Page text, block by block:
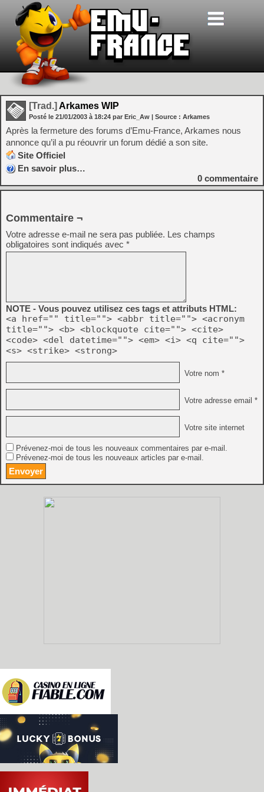
[Trad.] Arkames WIP
Posté le 21/01/2003 à 18:24 par Eric_Aw | Source : Arkames
Après la fermeture des forums d’Emu-France, Arkames nous
annonce qu’il a pu réouvrir un forum dédié a son site.
Site Officiel
En savoir plus…
0 commentaire
Commentaire ¬
Votre adresse e-mail ne sera pas publiée. Les champs
obligatoires sont indiqués avec *
NOTE - Vous pouvez utilisez ces tags et attributs HTML:
<a href="" title=""> <abbr title=""> <acronym
title=""> <b> <blockquote cite=""> <cite>
<code> <del datetime=""> <em> <i> <q cite="">
<s> <strike> <strong>
Votre nom *
Votre adresse email *
Votre site internet
Prévenez-moi de tous les nouveaux commentaires par e-mail.
Prévenez-moi de tous les nouveaux articles par e-mail.